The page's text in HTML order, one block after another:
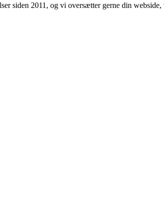
siden 2011, og vi oversætter gerne din